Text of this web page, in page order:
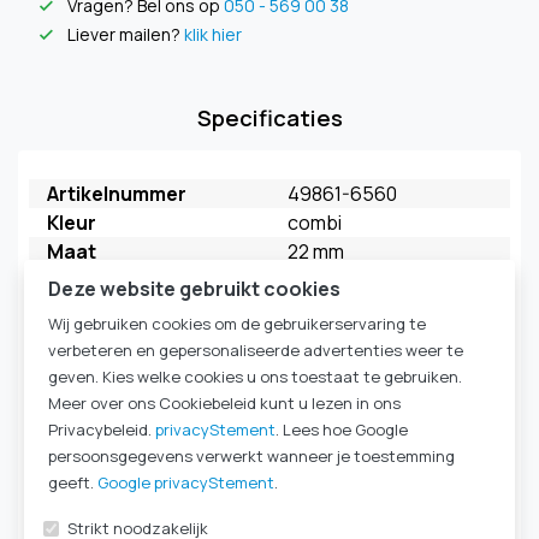
check Vragen? Bel ons op 050 - 569 00 38
check Liever mailen? klik hier
Specificaties
Artikelnummer
49861-6560
Kleur
combi
Maat
22 mm
Merk
FAHL
Verpakkingseenheid
5 stuks
HME Ademweerstand
HighFlow
kleur behuizing
turquoise
kleur deksel
groen
HME Type
HME 22mm
Komt ook voor in
Deze website gebruikt cookies
Wij gebruiken cookies om de gebruikerservaring te
verbeteren en gepersonaliseerde advertenties weer te
geven. Kies welke cookies u ons toestaat te gebruiken.
Meer over ons Cookiebeleid kunt u lezen in ons
Privacybeleid. privacyStement. Lees hoe Google
persoonsgegevens verwerkt wanneer je toestemming
geeft. Google privacyStement.
Strikt noodzakelijk